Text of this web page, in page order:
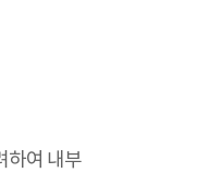
하여 내부